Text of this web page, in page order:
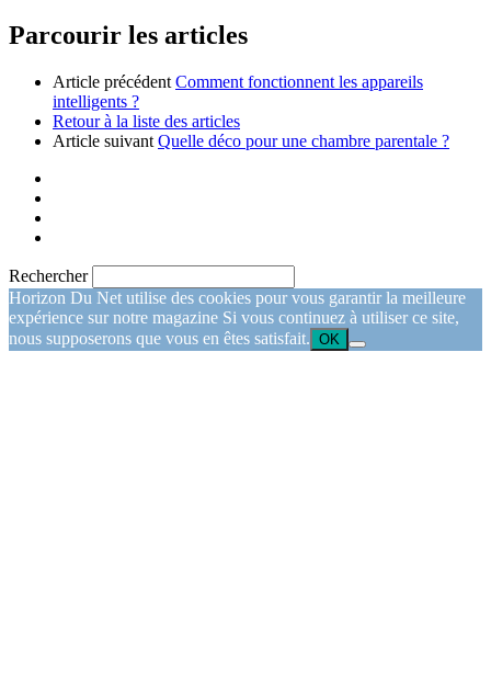
Parcourir les articles
Article précédent Comment fonctionnent les appareils
intelligents ?
Retour à la liste des articles
Article suivant Quelle déco pour une chambre parentale ?
Rechercher
Horizon Du Net utilise des cookies pour vous garantir la meilleure
expérience sur notre magazine Si vous continuez à utiliser ce site,
nous supposerons que vous en êtes satisfait. OK